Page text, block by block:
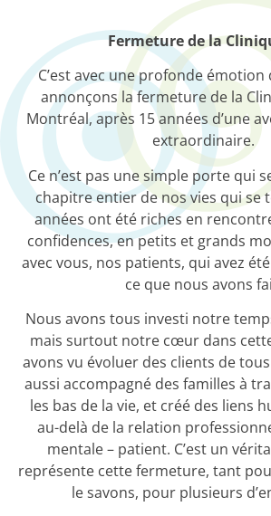
Fermeture de la
C’est avec une profonde émotion
annonçons la fermeture de la
Montréal, après 15 années d’une
extraordinaire.
Ce n’est pas une simple porte qui
chapitre entier de nos vies qui se
années ont été riches en
confidences, en petits et grands
avec vous, nos patients, qui avez
ce que nous avons
Nous avons tous investi notre
mais surtout notre cœur dans
avons vu évoluer des clients de
aussi accompagné des familles à
les bas de la vie, et créé des liens
au-delà de la relation
mentale – patient. C’est un
représente cette fermeture, tant
le savons, pour plusieurs